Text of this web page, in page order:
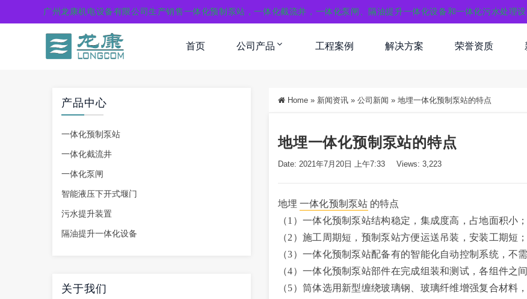
广州龙康机电设备有限公司生产销售一体化预制泵站，一体化截流井，一体化泵闸、隔油提升一体化设备和一体化污水处理设
首页 公司产品 工程案例 解决方案 荣誉资质
产品中心
一体化预制泵站
一体化截流井
一体化泵闸
智能液压下开式堰门
污水提升装置
隔油提升一体化设备
关于我们
Home » 新闻资讯 » 公司新闻 » 地埋一体化预制泵站的特点
地埋一体化预制泵站的特点
Date: 2021年7月20日 上午7:33 Views: 3,223
地埋 一体化预制泵站 的特点
（1）一体化预制泵站结构稳定，集成度高，占地面积小；
（2）施工周期短，预制泵站方便运送吊装，安装工期短；
（3）一体化预制泵站配备有的智能化自动控制系统，不
（4）一体化预制泵站部件在完成组装和测试，各组件之
（5）筒体选用新型缠绕玻璃钢、玻璃纤维增强复合材